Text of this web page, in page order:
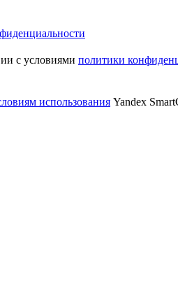
с условиями политики
использования Yandex